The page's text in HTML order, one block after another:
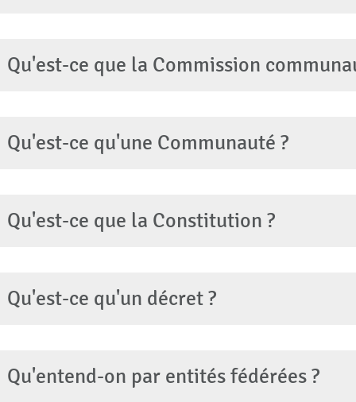
Qu'est-ce que la Commission
Qu'est-ce qu'une Communauté ?
Qu'est-ce que la Constitution ?
Qu'est-ce qu'un décret ?
Qu'entend-on par entités fédérées ?